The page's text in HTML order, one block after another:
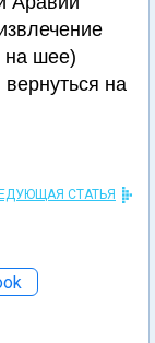
на шее)
на
СТАТЬЯ